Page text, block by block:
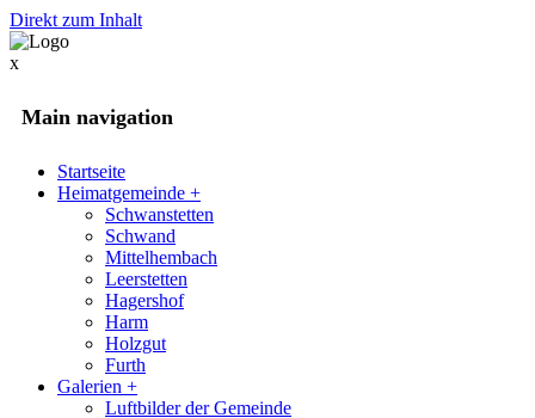
Direkt zum Inhalt
x
Main navigation
Startseite
Heimatgemeinde +
Schwanstetten
Schwand
Mittelhembach
Leerstetten
Hagershof
Harm
Holzgut
Furth
Galerien +
Luftbilder der Gemeinde